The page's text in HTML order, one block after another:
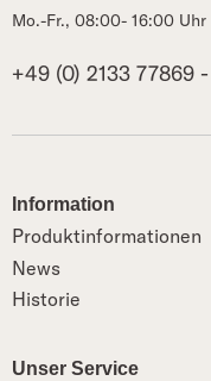
Information
Produktinformationen
News
Historie
Unser Service
Mo.-Fr., 08:00- 16:00 Uhr
+49 (0) 2133 77869